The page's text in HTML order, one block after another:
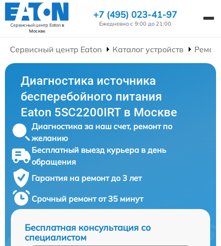
Сервисный центр Eatonв
Москве
+7 (495) 023-41-97
Ежедневно с 9:00 до 21:00
Сервисный центр Eaton Каталог устройств
Диагностика источника
бесперебойного питания
Eaton 5SC2200IRT в Москве
Диагностика за наш счет, ремонт по
желанию
Бесплатный выезд курьера в день
обращения
Гарантия на ремонт до 3 лет
Срочный ремонт от 35 минут
Бесплатная консультация со
специалистом